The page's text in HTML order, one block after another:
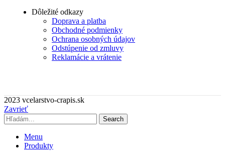
Dôležité odkazy
Doprava a platba
Obchodné podmienky
Ochrana osobných údajov
Odstúpenie od zmluvy
Reklamácie a vrátenie
2023 vcelarstvo-crapis.sk
Zavrieť
Search
Menu
Produkty